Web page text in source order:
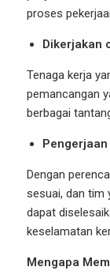
proses
Dikerjakan
Tenaga kerja
pemancangan
berbagai
Dengan
sesuai, dan tim
dapat
keselamatan
Mengapa